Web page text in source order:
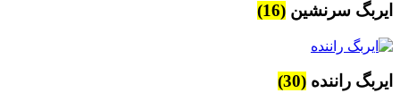
ایربگ سرنشین (16)
ایربگ راننده (30)